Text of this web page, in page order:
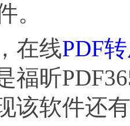
。
线PDF
福昕
该软件还